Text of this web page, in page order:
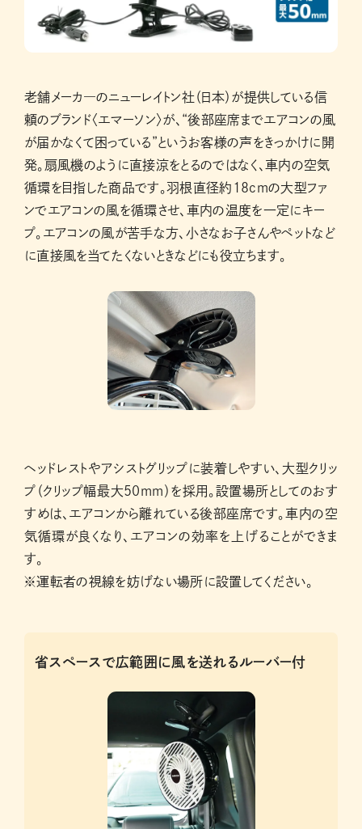
老舗メーカ―のニューレイトン社（日本）が提供している信
頼のブランド〈エマーソン〉が、“後部座席までエアコンの風
が届かなくて困っている”というお客様の声をきっかけに開
発。扇風機のように直接涼をとるのではなく、車内の空気
循環を目指した商品です。羽根直径約18cmの大型ファ
ンでエアコンの風を循環させ、車内の温度を一定にキー
プ。エアコンの風が苦手な方、小さなお子さんやペットなど
に直接風を当てたくないときなどにも役立ちます。
ヘッドレストやアシストグリップに装着しやすい、大型クリッ
プ（クリップ幅最大50mm）を採用。設置場所としてのおす
すめは、エアコンから離れている後部座席です。車内の空
気循環が良くなり、エアコンの効率を上げることができま
す。
※運転者の視線を妨げない場所に設置してください。
省スペースで広範囲に風を送れるルーバー付